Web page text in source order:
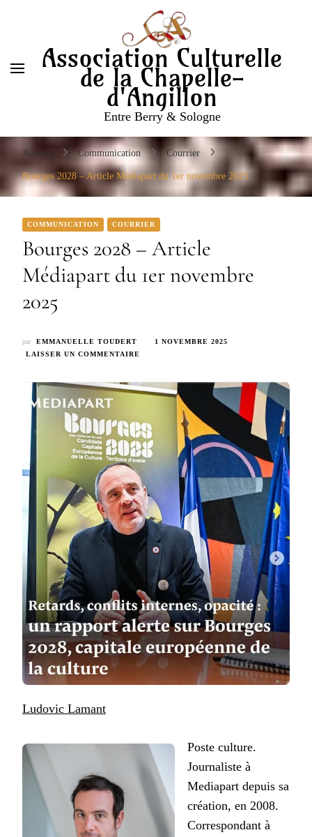
Association Culturelle
de la Chapelle-
d'Angillon
Entre Berry & Sologne
Accueil Communication Courrier
Bourges 2028 – Article Médiapart du 1er novembre 2025
COMMUNICATION COURRIER
Bourges 2028 – Article
Médiapart du 1er novembre
2025
par EMMANUELLE TOUDERT
1 NOVEMBRE 2025
LAISSER UN COMMENTAIRE
–
MÉDIAPART
DU
1ER NOVEMBRE
2025
Ludovic Lamant
Poste culture.
Journaliste à
Mediapart depuis sa
création, en 2008.
Correspondant à